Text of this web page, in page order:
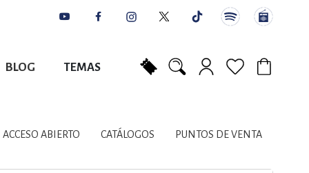
BLOG TEMAS
LITERARIOS
ACCESO ABIERTO CATÁLOGOS PUNTOS DE VENTA